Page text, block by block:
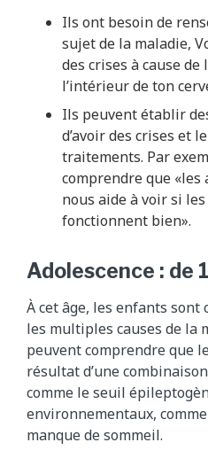
Ils ont besoin de
sujet de la maladie,
des crises à cause de
l’intérieur de ton
Ils peuvent établir
d’avoir des crises et
traitements. Par
comprendre que «les
nous aide à voir si
fonctionnent bien».
Adolescence : de
À cet âge, les enfants sont
les multiples causes de la
peuvent comprendre que
résultat d’une
comme le seuil
environnementaux,
manque de sommeil.